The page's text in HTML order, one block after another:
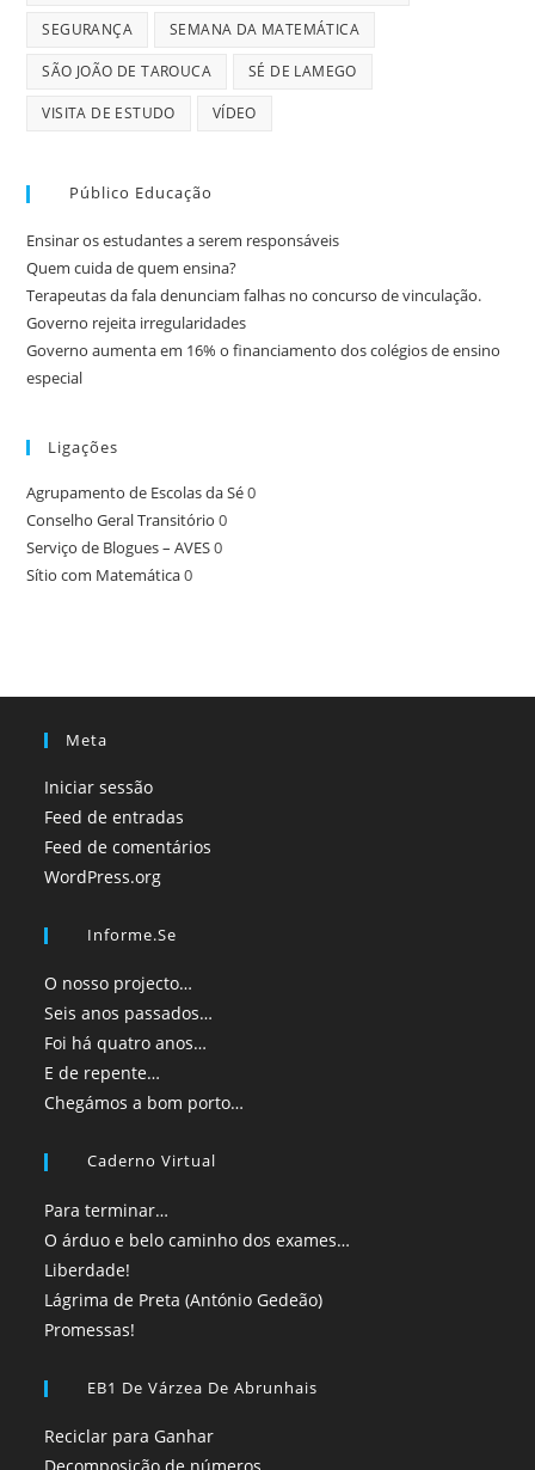
SEGURANÇA SEMANA DA MATEMÁTICA
SÃO JOÃO DE TAROUCA SÉ DE LAMEGO
VISITA DE ESTUDO VÍDEO
Público Educação
Ensinar os estudantes a serem responsáveis
Quem cuida de quem ensina?
Terapeutas da fala denunciam falhas no concurso de vinculação.
Governo rejeita irregularidades
Governo aumenta em 16% o financiamento dos colégios de ensino
especial
Ligações
Agrupamento de Escolas da Sé0
Conselho Geral Transitório 0
Serviço de Blogues – AVES0
Sítio com Matemática0
Meta
Iniciar sessão
Feed de entradas
Feed de comentários
WordPress.org
Informe.se
O nosso projecto…
Seis anos passados…
Foi há quatro anos…
E de repente…
Chegámos a bom porto…
Caderno Virtual
Para terminar…
O árduo e belo caminho dos exames…
Liberdade!
Lágrima de Preta (António Gedeão)
Promessas!
EB1 De Várzea De Abrunhais
Reciclar para Ganhar